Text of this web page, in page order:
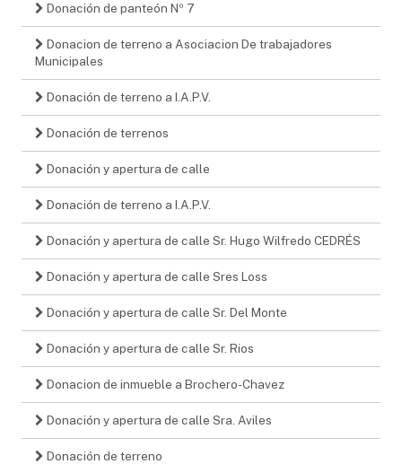
Donación de panteón Nº 7
Donacion de terreno a Asociacion De trabajadores
Municipales
Donación de terreno a I.A.P.V.
Donación de terrenos
Donación y apertura de calle
Donación de terreno a I.A.P.V.
Donación y apertura de calle Sr. Hugo Wilfredo CEDRÉS
Donación y apertura de calle Sres Loss
Donación y apertura de calle Sr. Del Monte
Donación y apertura de calle Sr. Rios
Donacion de inmueble a Brochero-Chavez
Donación y apertura de calle Sra. Aviles
Donación de terreno